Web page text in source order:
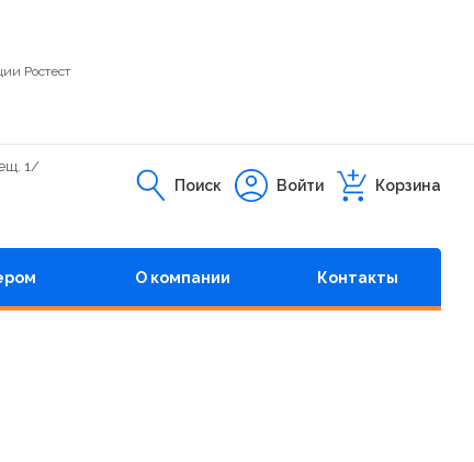
Ростест
1/
Поиск Войти Корзина
О компании Контакты